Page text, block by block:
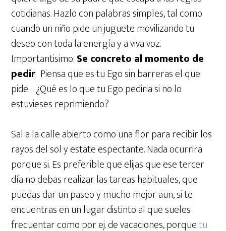
cotidianas. Hazlo con palabras simples, tal como
cuando un niño pide un juguete movilizando tu
deseo con toda la energía y a viva voz.
Importantisimo:Se concreto al momento de
pedir. Piensa que es tu Ego sin barreras el que
pide… ¿Qué es lo que tu Ego pediria si no lo
estuvieses reprimiendo?
Sal a la calle abierto como una flor para recibir los
rayos del sol y estate espectante. Nada ocurrira
porque si. Es preferible que elijas que ese tercer
día no debas realizar las tareas habituales, que
puedas dar un paseo y mucho mejor aun, si te
encuentras en un lugar distinto al que sueles
frecuentar como por ej. de vacaciones, porquetu